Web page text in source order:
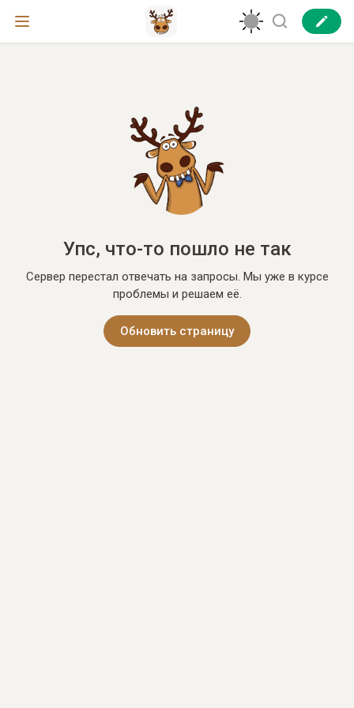
Упс, что-то пошло не так
Сервер перестал отвечать на запросы. Мы уже в курсе
проблемы и решаем её.
Обновить страницу